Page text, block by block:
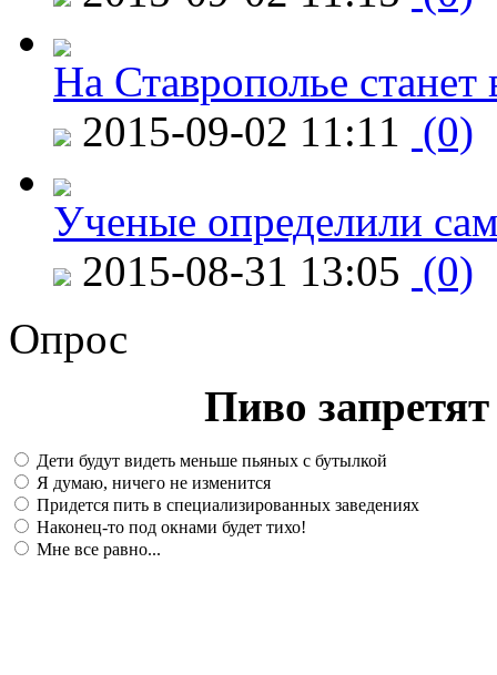
На Ставрополье
2015-09-02 11:11 (0)
Ученые определили
2015-08-31 13:05 (0)
Опрос
Пиво
Дети будут видеть меньше пьяных с бутылкой
Я думаю, ничего не изменится
Придется пить в специализированных заведениях
Наконец-то под окнами будет тихо!
Мне все равно...